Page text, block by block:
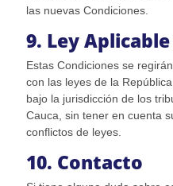
las nuevas Condiciones.
9. Ley
Estas Condiciones se
con las leyes de la
bajo la jurisdicción de los
Cauca, sin tener en cuenta
conflictos de leyes.
10. Contacto